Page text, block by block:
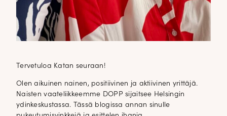
Tervetuloa Katan seuraan!
Olen aikuinen nainen, positiivinen ja aktiivinen yrittäjä.
Naisten vaateliikkeemme DOPP sijaitsee Helsingin
ydinkeskustassa. Tässä blogissa annan sinulle